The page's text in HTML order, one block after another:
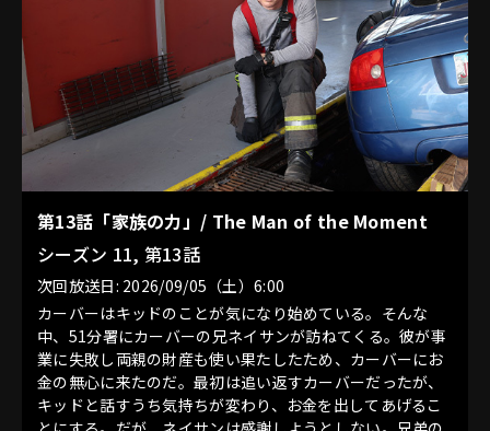
第13話「家族の力」/ The Man of the Moment
シーズン 11, 第13話
次回放送日: 2026/09/05（土）6:00
カーバーはキッドのことが気になり始めている。そんな
中、51分署にカーバーの兄ネイサンが訪ねてくる。彼が事
業に失敗し両親の財産も使い果たしたため、カーバーにお
金の無心に来たのだ。最初は追い返すカーバーだったが、
キッドと話すうち気持ちが変わり、お金を出してあげるこ